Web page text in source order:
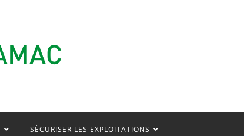
SÉCURISER LES EXPLOITATIONS